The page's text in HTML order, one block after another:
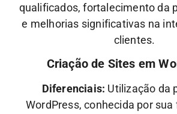
qualificados, fortalecimento da
e melhorias significativas na
clientes.
Criação de Sites em
Diferenciais: Utilização da
WordPress, conhecida por